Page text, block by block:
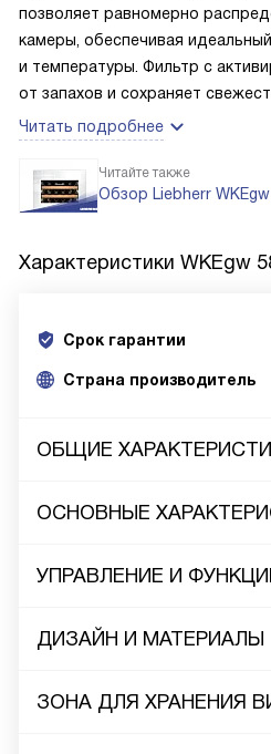
позволяет равномерно
камеры, обеспечивая
и температуры. Фильтр с
от запахов и сохраняет
Читать подробнее
Читайте также
Обзор Liebherr
Характеристики WKEgw
Срок гарантии
Cтрана производитель
ОБЩИЕ
ОСНОВНЫЕ
УПРАВЛЕНИЕ И
ДИЗАЙН И МАТЕРИАЛЫ
ЗОНА ДЛЯ ХРАНЕНИЯ